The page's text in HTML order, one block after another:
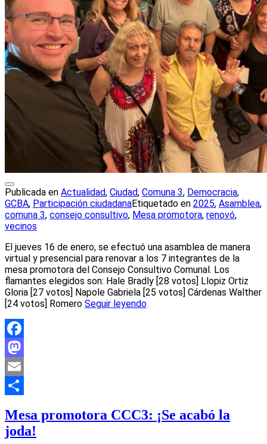
Publicada en Actualidad, Ciudad, Comuna 3, Democracia,
GCBA, Participación ciudadanaEtiquetado en 2025, Asamblea,
comuna 3, consejo consultivo, Mesa promotora, renovó,
vecinos
El jueves 16 de enero, se efectuó una asamblea de manera
virtual y presencial para renovar a los 7 integrantes de la
mesa promotora del Consejo Consultivo Comunal. Los
flamantes elegidos son: Hale Bradly [28 votos] Llopiz Ortiz
Gloria [27 votos] Napole Gabriela [25 votos] Cárdenas Walther
[24 votos] Romero Seguir leyendo
Facebook
Mastodon
Email
Mesa promotora CCC3: ¡Se acabó la
joda!